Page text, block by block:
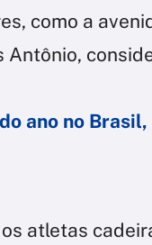
como a
ano no
atletas